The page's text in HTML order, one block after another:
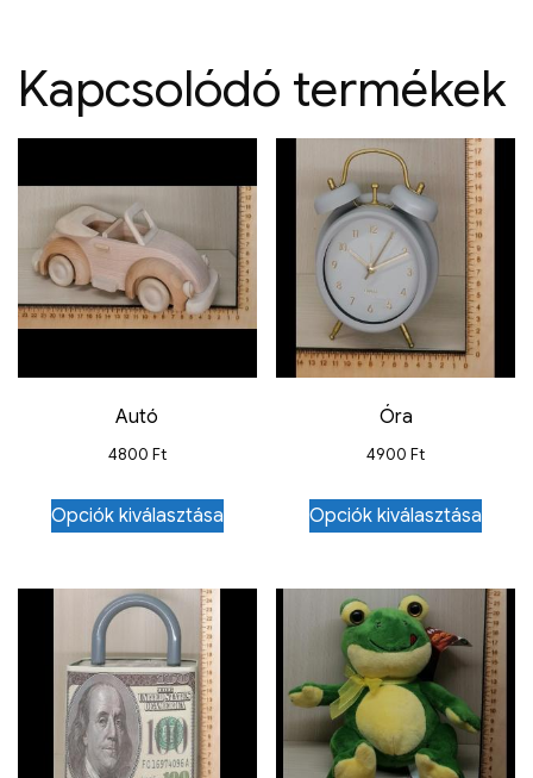
Kapcsolódó termékek
Autó
4800 Ft
Opciók kiválasztása
Óra
4900Ft
Opciók kiválasztása